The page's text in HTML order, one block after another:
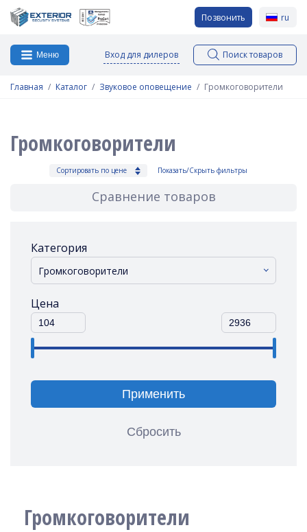
Позвонить ru
Меню Вход для дилеров Поиск товаров
Главная Каталог Звуковое оповещение Громкоговорители
Громкоговорители
Сортировать по цене Показать/Скрыть фильтры
Сравнение товаров
Категория
Громкоговорители
Цена
Применить
Сбросить
Громкоговорители